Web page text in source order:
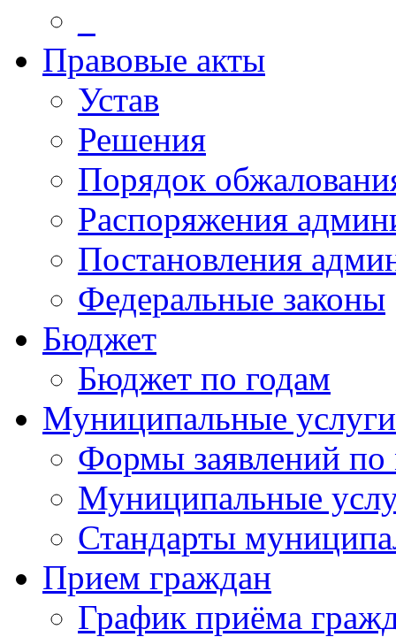
Правовые акты
Устав
Решения
Порядок
Распоряжения
Постановления
Федеральные законы
Бюджет
Бюджет по годам
Муниципальные услуги
Формы заявлений
Муниципальные
Стандарты
Прием граждан
График приёма